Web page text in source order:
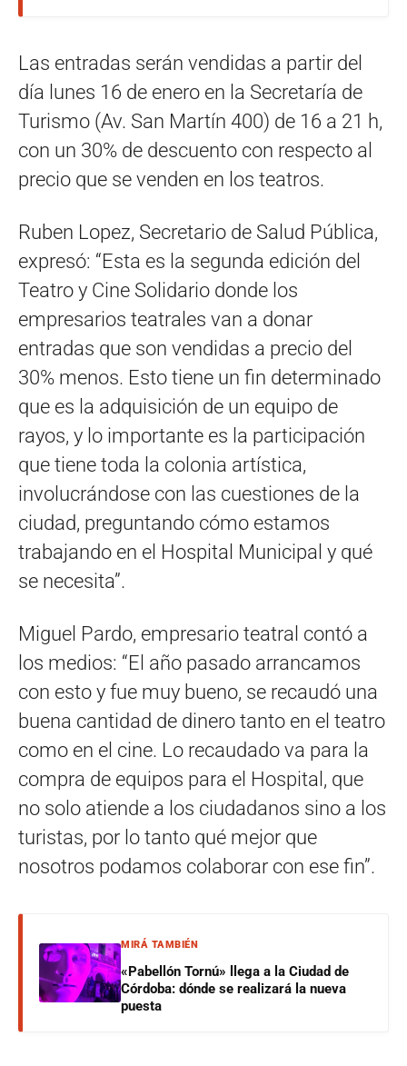
Las entradas serán vendidas a partir del
día lunes 16 de enero en la Secretaría de
Turismo (Av. San Martín 400) de 16 a 21 h,
con un 30% de descuento con respecto al
precio que se venden en los teatros.
Ruben Lopez, Secretario de Salud Pública,
expresó: “Esta es la segunda edición del
Teatro y Cine Solidario donde los
empresarios teatrales van a donar
entradas que son vendidas a precio del
30% menos. Esto tiene un fin determinado
que es la adquisición de un equipo de
rayos, y lo importante es la participación
que tiene toda la colonia artística,
involucrándose con las cuestiones de la
ciudad, preguntando cómo estamos
trabajando en el Hospital Municipal y qué
se necesita”.
Miguel Pardo, empresario teatral contó a
los medios: “El año pasado arrancamos
con esto y fue muy bueno, se recaudó una
buena cantidad de dinero tanto en el teatro
como en el cine. Lo recaudado va para la
compra de equipos para el Hospital, que
no solo atiende a los ciudadanos sino a los
turistas, por lo tanto qué mejor que
nosotros podamos colaborar con ese fin”.
MIRÁ TAMBIÉN
«Pabellón Tornú» llega a la Ciudad de
Córdoba: dónde se realizará la nueva
puesta